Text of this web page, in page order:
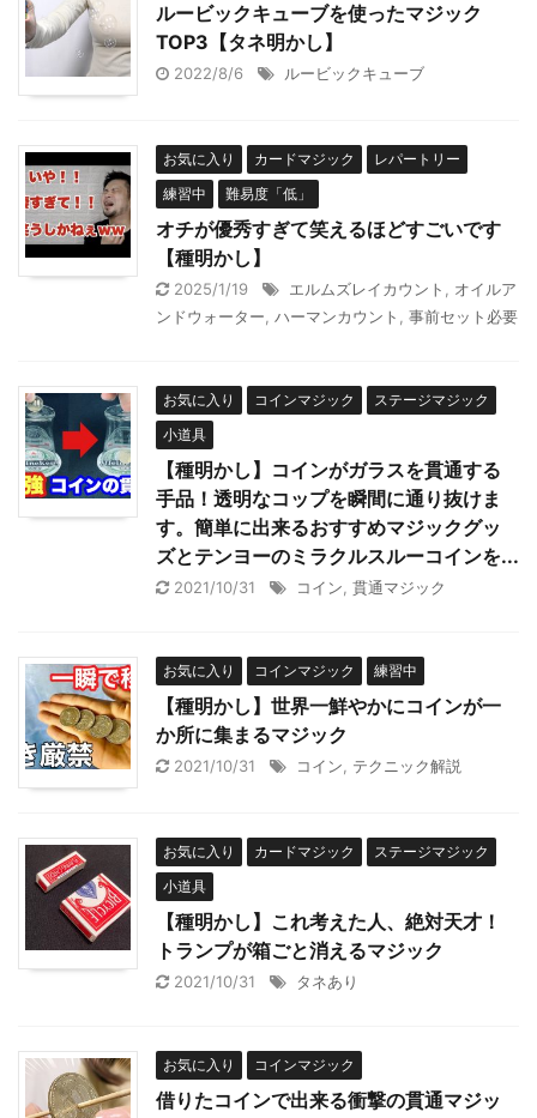
ルービックキューブを使ったマジック
TOP3【タネ明かし】
2022/8/6 ルービックキューブ
お気に入り カードマジック
レパートリー
練習中
難易度「低」
オチが優秀すぎて笑えるほどすごいです
【種明かし】
2025/1/19 エルムズレイカウント
オイルア
ンドウォーター ハーマンカウント 事前セット必要
お気に入り コインマジック
ステージマジック
小道具
【種明かし】コインがガラスを貫通する
手品！透明なコップを瞬間に通り抜けま
す。簡単に出来るおすすめマジックグッ
ズとテンヨーのミラクルスルーコインを...
2021/10/31 コイン 貫通マジック
お気に入り コインマジック 練習中
【種明かし】世界一鮮やかにコインが一
か所に集まるマジック
2021/10/31 コイン テクニック解説
お気に入り カードマジック
ステージマジック
小道具
【種明かし】これ考えた人、絶対天才！
トランプが箱ごと消えるマジック
2021/10/31 タネあり
お気に入り コインマジック
借りたコインで出来る衝撃の貫通マジッ